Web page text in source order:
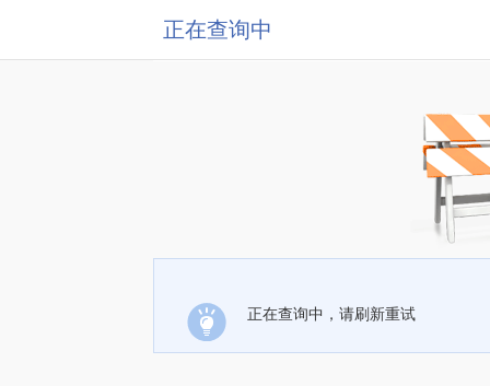
正在查询中
正在查询中，请刷新重试